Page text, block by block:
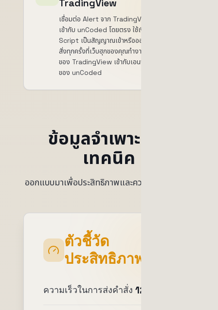
TradingView
เชื่อมต่อ Alert จาก TradingView ที่คุณมีอยู่
เข้ากับ unCoded โดยตรง ใช้เงื่อนไข Pine
Script เป็นสัญญาณเข้าหรือออก บอทจะส่งคำ
สั่งทุกครั้งที่เว็บฮุกของคุณทำงาน รวมหน้าจอ
ของ TradingView เข้ากับเอนจินการส่งคำสั่ง
ของ unCoded
ข้อมูลจำเพาะทาง
เทคนิค
ออกแบบมาเพื่อประสิทธิภาพและความเสถียรสูงสุด
ตัวชี้วัด
ประสิทธิภาพ
ความเร็วในการส่งคำสั่ง 12-20ms